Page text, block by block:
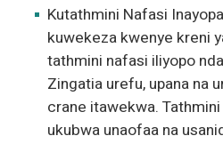
Kutathmini Nafasi
kuwekeza kwenye kreni
tathmini nafasi iliyopo
Zingatia urefu, upana na
crane itawekwa.
ukubwa unaofaa na